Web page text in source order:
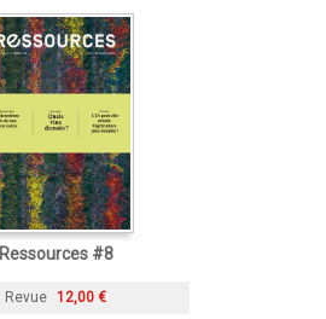
Ressources #8
Revue 12,00 €